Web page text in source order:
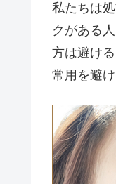
私たちは
クがある
方は避け
常用を避